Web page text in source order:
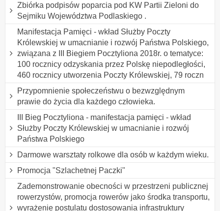
Zbiórka podpisów poparcia pod KW Partii Zieloni do
Sejmiku Województwa Podlaskiego .
Manifestacja Pamięci - wkład Służby Poczty
Królewskiej w umacnianie i rozwój Państwa Polskiego,
związana z III Biegiem Pocztyliona 2018r. o tematyce:
100 rocznicy odzyskania przez Polskę niepodległości,
460 rocznicy utworzenia Poczty Królewskiej, 79 roczn
Przypomnienie społeczeństwu o bezwzględnym
prawie do życia dla każdego człowieka.
III Bieg Pocztyliona - manifestacja pamięci - wkład
Służby Poczty Królewskiej w umacnianie i rozwój
Państwa Polskiego
Darmowe warsztaty rolkowe dla osób w każdym wieku.
Promocja "Szlachetnej Paczki"
Zademonstrowanie obecności w przestrzeni publicznej
rowerzystów, promocja rowerów jako środka transportu,
wyrażenie postulatu dostosowania infrastruktury